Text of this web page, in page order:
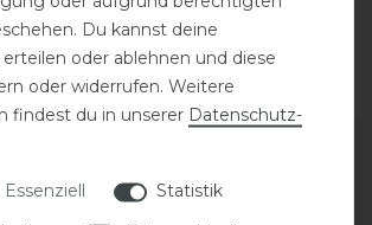
Zubehör für dich
Du kannst deine
oder ablehnen und diese
oder widerrufen. Weitere
findest du in unserer Daten­schutz­
Essenziell
Statistik